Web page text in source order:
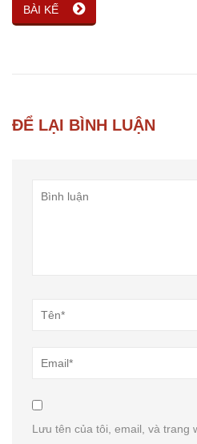
BÀI KẾ
ĐỂ LẠI BÌNH LUẬN
Lưu tên của tôi, email, và trang